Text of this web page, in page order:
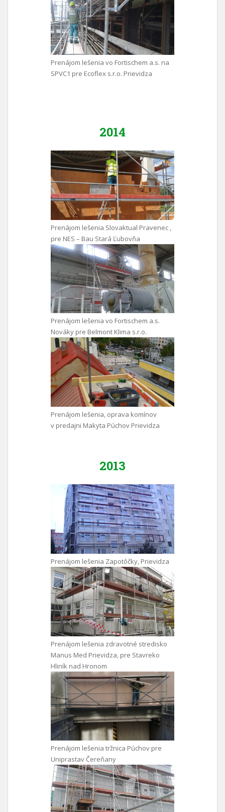
Prenájom lešenia vo Fortischem a.s. na
SPVC1 pre Ecoflex s.r.o. Prievidza
2014
Prenájom lešenia Slovaktual Pravenec ,
pre NES – Bau Stará Ľubovňa
Prenájom lešenia vo Fortischem a.s.
Nováky pre Belmont Klima s.r.o.
Prenájom lešenia, oprava komínov
v predajni Makyta Púchov Prievidza
2013
Prenájom lešenia Zapotôčky, Prievidza
Prenájom lešenia zdravotné stredisko
Manus Med Prievidza, pre Stavreko
Hliník nad Hronom
Prenájom lešenia tržnica Púchov pre
Uniprastav Čereňany